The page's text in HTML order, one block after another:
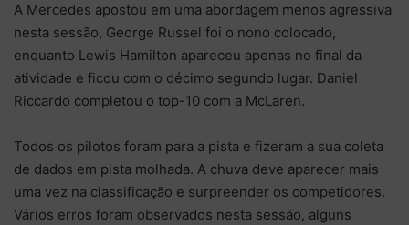
A Mercedes apostou em uma abordagem menos agressiva
nesta sessão, George Russel foi o nono colocado,
enquanto Lewis Hamilton apareceu apenas no final da
atividade e ficou com o décimo segundo lugar. Daniel
Riccardo completou o top-10 com a McLaren.
Todos os pilotos foram para a pista e fizeram a sua coleta
de dados em pista molhada. A chuva deve aparecer mais
uma vez na classificação e surpreender os competidores.
Vários erros foram observados nesta sessão, alguns